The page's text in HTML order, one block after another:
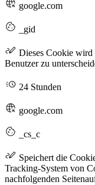
google.com
_gid
Dieses Cookie
Benutzer zu
24 Stunden
google.com
_cs_c
Speichert die
Tracking-System von
nachfolgenden